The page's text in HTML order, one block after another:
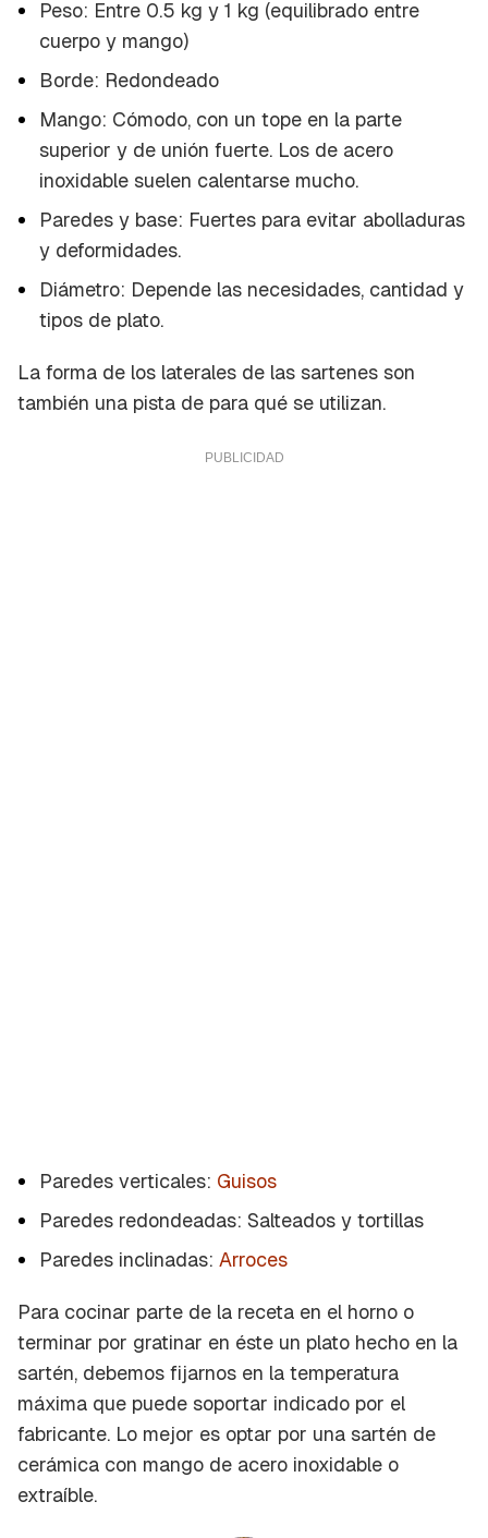
Peso: Entre 0.5 kg y 1 kg (equilibrado entre
cuerpo y mango)
Borde: Redondeado
Mango: Cómodo, con un tope en la parte
superior y de unión fuerte. Los de acero
inoxidable suelen calentarse mucho.
Paredes y base: Fuertes para evitar abolladuras
y deformidades.
Diámetro: Depende las necesidades, cantidad y
tipos de plato.
La forma de los laterales de las sartenes son
también una pista de para qué se utilizan.
Paredes verticales: Guisos
Paredes redondeadas: Salteados y tortillas
Paredes inclinadas: Arroces
Para cocinar parte de la receta en el horno o
terminar por gratinar en éste un plato hecho en la
sartén, debemos fijarnos en la temperatura
máxima que puede soportar indicado por el
fabricante. Lo mejor es optar por una sartén de
cerámica con mango de acero inoxidable o
extraíble.